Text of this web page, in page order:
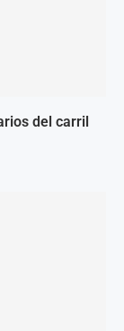
del carril